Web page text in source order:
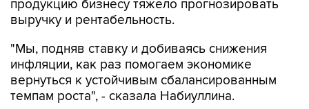
"Мы, подняв ставку и добиваясь снижения
вернуться к устойчивым сбалансированным
темпам роста", - сказала Набиуллина.
Рост ВВП РФ в 2021 году ожидается в